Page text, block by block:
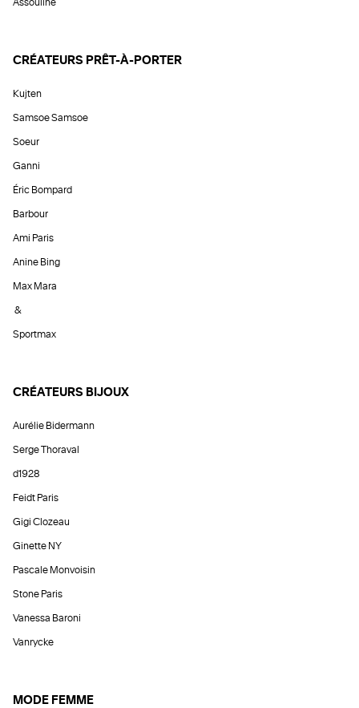
Assouline
CRÉATEURS PRÊT-À-PORTER
Kujten
Samsoe Samsoe
Soeur
Ganni
Éric Bompard
Barbour
Ami Paris
Anine Bing
Max Mara
&
Sportmax
CRÉATEURS BIJOUX
Aurélie Bidermann
Serge Thoraval
d1928
Feidt Paris
Gigi Clozeau
Ginette NY
Pascale Monvoisin
Stone Paris
Vanessa Baroni
Vanrycke
MODE FEMME